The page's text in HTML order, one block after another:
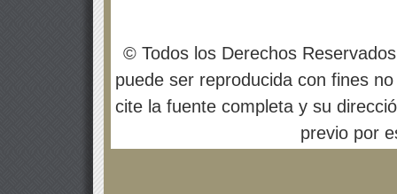
© Todos los Derechos
puede ser reproducida con fines
cite la fuente completa y su
previo por